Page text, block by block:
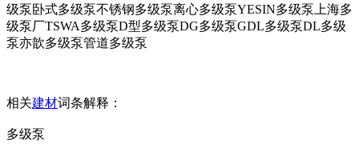
级泵卧式多级泵不锈钢多级泵离心多级泵YESIN多级泵上海多
级泵厂TSWA多级泵D型多级泵DG多级泵GDL多级泵DL多级
泵亦歆多级泵管道多级泵
相关建材词条解释：
多级泵